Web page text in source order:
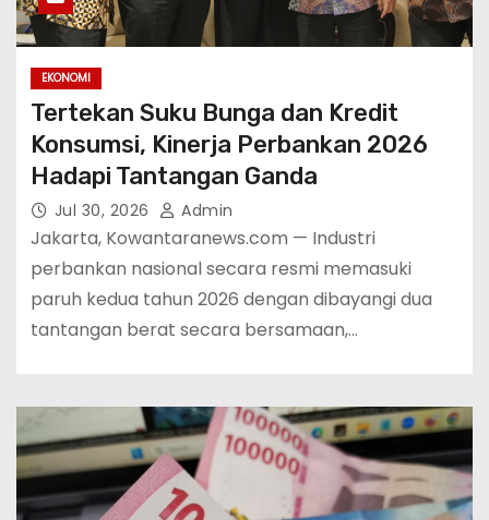
EKONOMI
Tertekan Suku Bunga dan Kredit
Konsumsi, Kinerja Perbankan 2026
Hadapi Tantangan Ganda
Jul 30, 2026 Admin
Jakarta, Kowantaranews.com — Industri
perbankan nasional secara resmi memasuki
paruh kedua tahun 2026 dengan dibayangi dua
tantangan berat secara bersamaan,…